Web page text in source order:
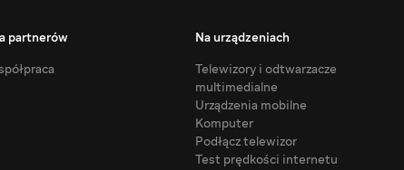
partnerów
Na urządzeniach
Telewizory i odtwarzacze
multimedialne
Urządzenia mobilne
Komputer
Podłącz telewizor
Test prędkości internetu